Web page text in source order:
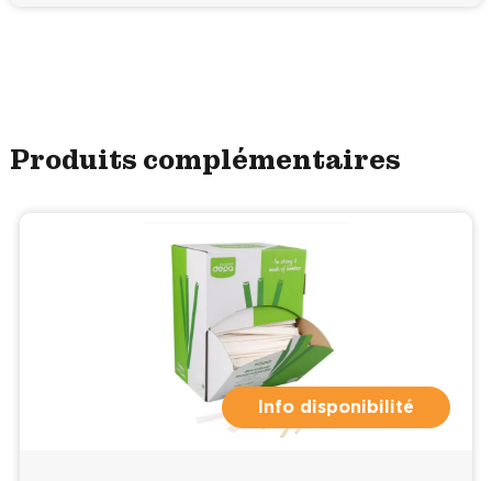
Produits complémentaires
Info disponibilité